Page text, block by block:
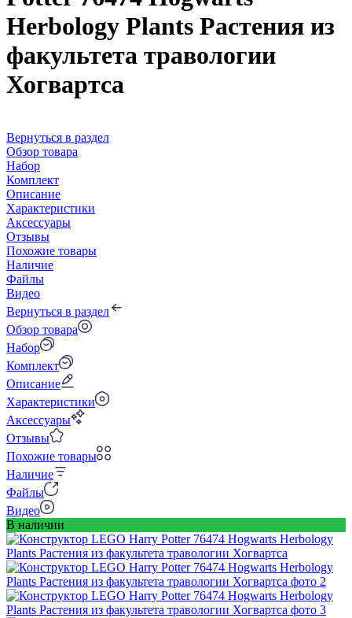
Herbology Plants Растения из
факультета травологии
Хогвартса
Вернуться в раздел
Обзор товара
Набор
Комплект
Описание
Характеристики
Аксессуары
Отзывы
Похожие товары
Наличие
Файлы
Видео
Вернуться в раздел
Обзор товара
Набор
Комплект
Описание
Характеристики
Аксессуары
Отзывы
Похожие товары
Наличие
Файлы
Видео
В наличии